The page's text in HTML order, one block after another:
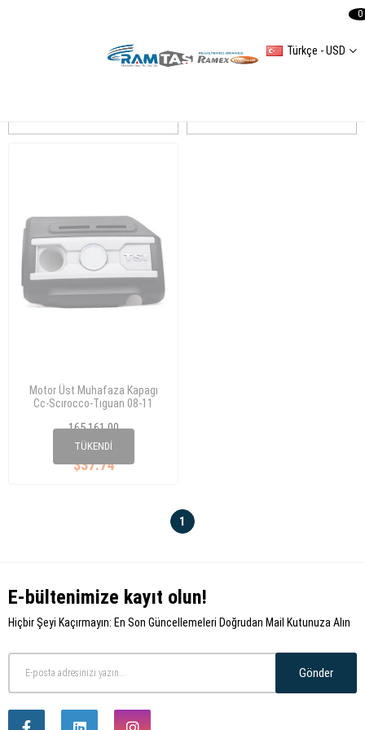
Türkçe - USD
0
TÜKENDI
Motor Üst Muhafaza Kapagı
Cc-Scırocco-Tıguan 08-11
165 161 00
$37.74
06J 103 925 BG
1
E-bültenimize kayıt olun!
Hiçbir Şeyi Kaçırmayın: En Son Güncellemeleri Doğrudan Mail Kutunuza Alın
Gönder